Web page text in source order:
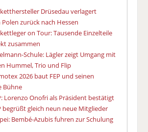
Drüsedau verlagert
zurück nach Hessen
on Tour: Tausende Einzelteile
zusammen
Schule: Lägler zeigt Umgang mit
Hummel, Trio und Flip
2026 baut FEP und seinen
Bühne
Lorenzo Onofri als Präsident bestätigt
begrüßt gleich neun neue Mitglieder
Bembé-Azubis fuhren zur Schulung